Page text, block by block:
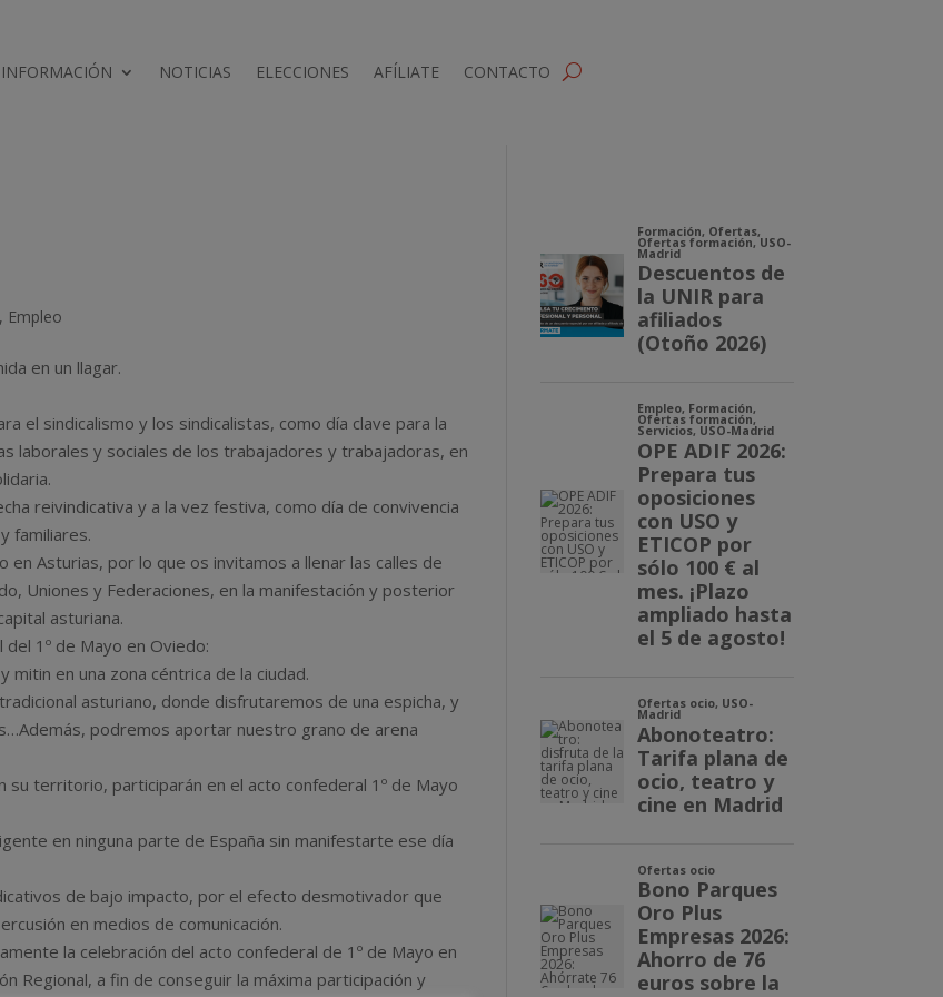
INFORMACIÓN NOTICIAS ELECCIONES AFÍLIATE CONTACTO
, Empleo
en un llagar.
el sindicalismo y los sindicalistas, como día clave para la
laborales y sociales de los trabajadores y trabajadoras, en
reivindicativa y a la vez festiva, como día de convivencia
familiares.
Asturias, por lo que os invitamos a llenar las calles de
Uniones y Federaciones, en la manifestación y posterior
asturiana.
1º de Mayo en Oviedo:
mitin en una zona céntrica de la ciudad.
asturiano, donde disfrutaremos de una espicha, y
podremos aportar nuestro grano de arena
su territorio, participarán en el acto confederal 1º de Mayo
en ninguna parte de España sin manifestarte ese día
de bajo impacto, por el efecto desmotivador que
en medios de comunicación.
la celebración del acto confederal de 1º de Mayo en
Regional, a fin de conseguir la máxima participación y